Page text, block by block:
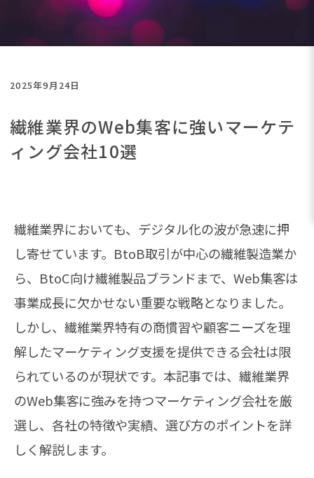
2025年9月24日
繊維業界のWeb集客に強いマーケテ
ィング会社10選
繊維業界においても、デジタル化の波が急速に押
し寄せています。BtoB取引が中心の繊維製造業か
ら、BtoC向け繊維製品ブランドまで、Web集客は
事業成長に欠かせない重要な戦略となりました。
しかし、繊維業界特有の商慣習や顧客ニーズを理
解したマーケティング支援を提供できる会社は限
られているのが現状です。本記事では、繊維業界
のWeb集客に強みを持つマーケティング会社を厳
選し、各社の特徴や実績、選び方のポイントを詳
しく解説します。